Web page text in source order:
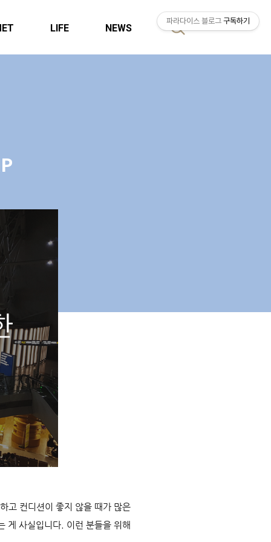
LIFE NEWS
검
고 컨디션이 좋지 않을 때가 많은
게 사실입니다. 이런 분들을 위해
파라다이스 블로그 구독하기